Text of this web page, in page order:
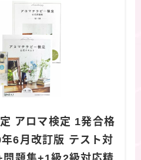
アロマ検定 1発合格
6月改訂版 テスト対